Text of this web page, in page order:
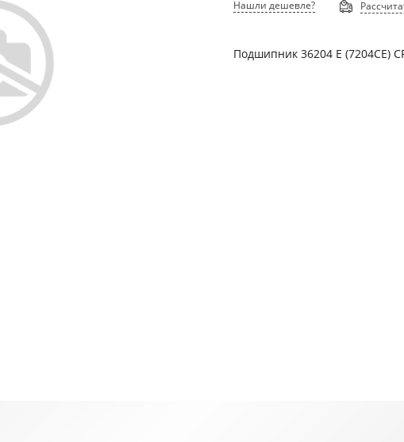
Нашли дешевле?
Подшипник 36204 Е (7204СЕ)